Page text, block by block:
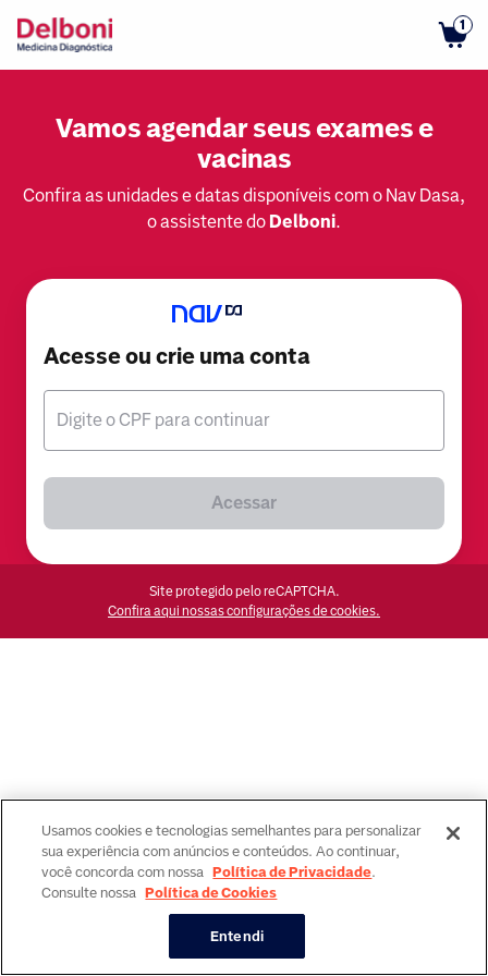
1
Vamos agendar seus exames e
vacinas
Confira as unidades e datas disponíveis com o Nav Dasa,
o assistente do Delboni.
Acesse ou crie uma conta
Digite o CPF para continuar
Acessar
Site protegido pelo reCAPTCHA.
Confira aqui nossas configurações de cookies.
Usamos cookies e tecnologias semelhantes para personalizar
sua experiência com anúncios e conteúdos. Ao continuar,
você concorda com nossa Política de Privacidade.
Consulte nossa Política de Cookies
Entendi